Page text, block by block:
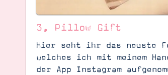
3. Pillow Gift
Hier seht ihr das neuste
welches ich mit meinem
der App Instagram